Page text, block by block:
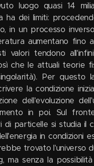
luogo quasi 14
ha dei limiti:
in un processo inverso
aumentano fino
valori tendono
che le attuali teorie
Per questo
la condizione
dell'evoluzione
in poi. Sul
di particelle si studia il
in condizioni
trovato l'universo
ma senza la